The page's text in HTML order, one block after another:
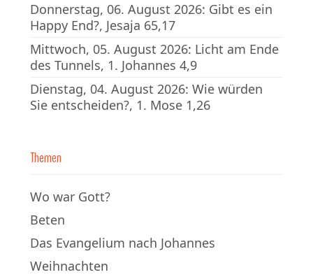
Donnerstag, 06. August 2026: Gibt es ein
Happy End?, Jesaja 65,17
Mittwoch, 05. August 2026: Licht am Ende
des Tunnels, 1. Johannes 4,9
Dienstag, 04. August 2026: Wie würden
Sie entscheiden?, 1. Mose 1,26
Themen
Wo war Gott?
Beten
Das Evangelium nach Johannes
Weihnachten